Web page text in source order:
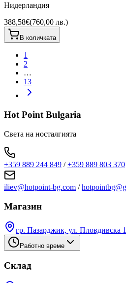
Нидерландия
388,58€(760,00 лв.)
В количката
1
2
…
13
Hot Point Bulgaria
Света на носталгията
+359 889 244 849 /+359 889 803 370
iliev@hotpoint-bg.com /
Магазин
гр. Пазарджик, ул. Пловдивска
Работно време
Склад